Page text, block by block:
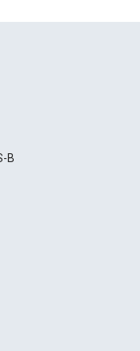
B